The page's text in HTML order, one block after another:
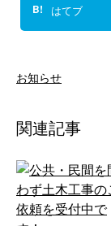
B! はてブ
お知らせ
関連記事